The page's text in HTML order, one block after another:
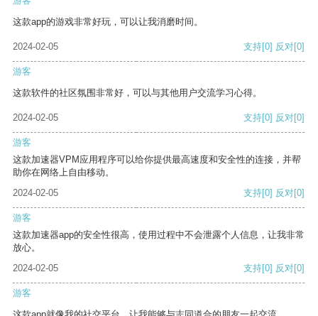
这款app的游戏非常好玩，可以让我消磨时间。
2024-02-05 支持[0] 反对[0]
游客
这款软件的社区氛围非常好，可以与其他用户交流学习心得。
2024-02-05 支持[0] 反对[0]
游客
这款加速器VPM应用程序可以给你提供最高速度和安全性的连接，并帮
助你在网络上自由移动。
2024-02-05
支持[0] 反对[0]
游客
这款加速器app的安全性很高，使用过程中不会泄露个人信息，让我非常
放心。
2024-02-05
支持[0] 反对[0]
游客